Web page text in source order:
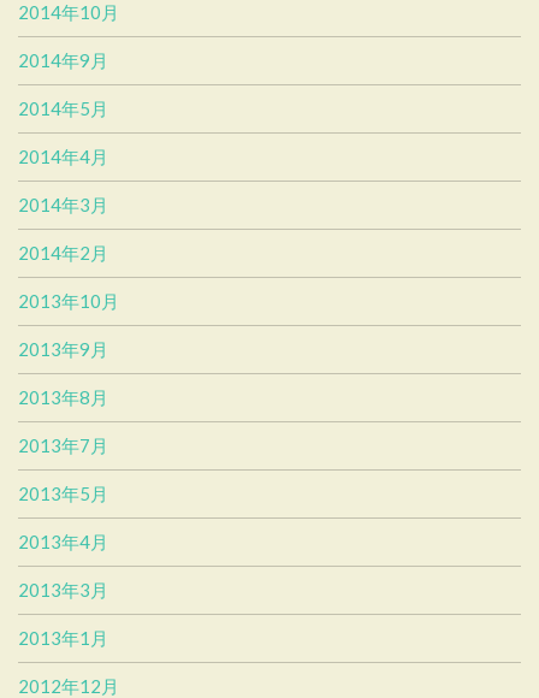
2014年10月
2014年9月
2014年5月
2014年4月
2014年3月
2014年2月
2013年10月
2013年9月
2013年8月
2013年7月
2013年5月
2013年4月
2013年3月
2013年1月
2012年12月